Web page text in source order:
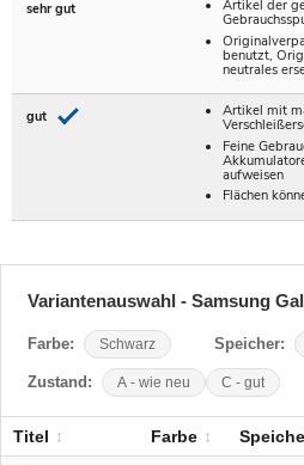
sehr gut
Artikel der
benutzt,
neutrales
gut
Artikel mit
Feine
aufweisen
Flächen
Variantenauswahl - Samsung
Farbe: Schwarz Speicher:
Zustand: A - wie neu C - gut
Titel Farbe